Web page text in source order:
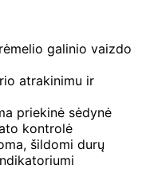
galinio vaizdo
atrakinimu ir
priekinė sėdynė
kontrolė
šildomi durų